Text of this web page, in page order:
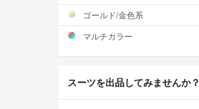
ゴールド/金色系
マルチカラー
スーツを出品してみませんか？